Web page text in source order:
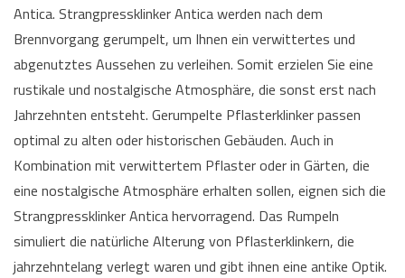
Antica. Strangpressklinker Antica werden nach dem
Brennvorgang gerumpelt, um Ihnen ein verwittertes und
abgenutztes Aussehen zu verleihen. Somit erzielen Sie eine
rustikale und nostalgische Atmosphäre, die sonst erst nach
Jahrzehnten entsteht. Gerumpelte Pflasterklinker passen
optimal zu alten oder historischen Gebäuden. Auch in
Kombination mit verwittertem Pflaster oder in Gärten, die
eine nostalgische Atmosphäre erhalten sollen, eignen sich die
Strangpressklinker Antica hervorragend. Das Rumpeln
simuliert die natürliche Alterung von Pflasterklinkern, die
jahrzehntelang verlegt waren und gibt ihnen eine antike Optik.